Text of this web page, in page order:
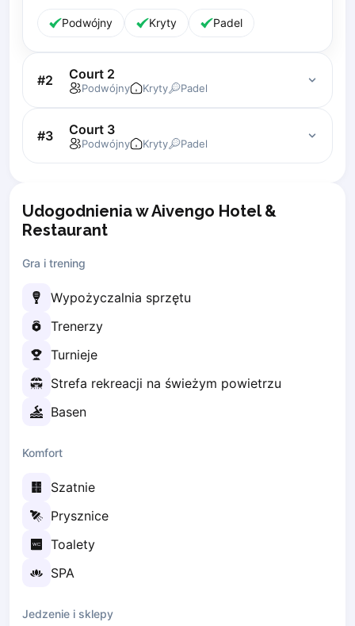
Chernivtsi
Dnipro
Ivano-Frankivsk
Kharkiv
Khmelnytskyi
Kryvyi Rih
Lutsk
Rivne
Sumy
Vinnytsia
Zaporizhzhia
УкраїнськаCities
Prague
Kutaisi
Riga
Bialystok
Bolesławiec
Bydgoszcz
Podwójny Kryty Padel
#2 Court 2
Podwójny Kryty Padel
#3 Court 3
Podwójny Kryty Padel
Udogodnienia w Aivengo Hotel &
Restaurant
Gra i trening
Wypożyczalnia sprzętu
Trenerzy
Turnieje
Strefa rekreacji na świeżym powietrzu
Basen
Komfort
Szatnie
Prysznice
Toalety
SPA
Jedzenie i sklepy